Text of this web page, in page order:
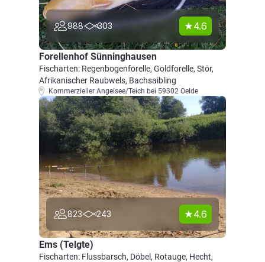
988 303 4.6
Forellenhof Sünninghausen
Fischarten: Regenbogenforelle, Goldforelle, Stör,
Afrikanischer Raubwels, Bachsaibling
Kommerzieller Angelsee/Teich bei 59302 Oelde
823 243 4.6
Ems (Telgte)
Fischarten: Flussbarsch, Döbel, Rotauge, Hecht,